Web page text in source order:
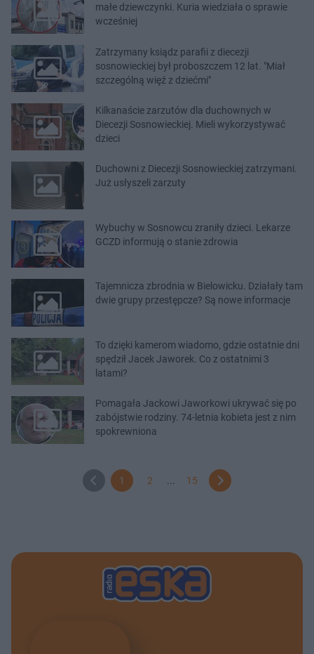
małe dziewczynki. Kuria wiedziała o sprawie
wcześniej
Zatrzymany ksiądz parafii z diecezji
sosnowieckiej był proboszczem 12 lat. "Miał
szczególną więź z dziećmi"
Kilkanaście zarzutów dla duchownych w
Diecezji Sosnowieckiej. Mieli wykorzystywać
dzieci
Duchowni z Diecezji Sosnowieckiej zatrzymani.
Już usłyszeli zarzuty
Wybuchy w Sosnowcu zraniły dzieci. Lekarze
GCZD informują o stanie zdrowia
Tajemnicza zbrodnia w Bielowicku. Działały tam
dwie grupy przestępcze? Są nowe informacje
To dzięki kamerom wiadomo, gdzie ostatnie dni
spędził Jacek Jaworek. Co z ostatnimi 3
latami?
Pomagała Jackowi Jaworkowi ukrywać się po
zabójstwie rodziny. 74-letnia kobieta jest z nim
spokrewniona
1 2 15